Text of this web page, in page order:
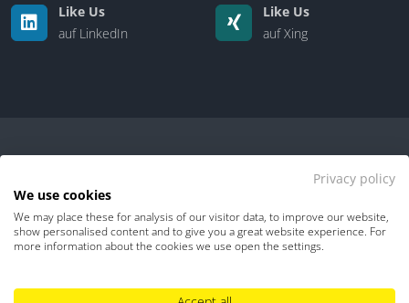
Like Us
auf LinkedIn
Like Us
auf Xing
Kontakt | Über uns
Impressum
Privacy policy
We use cookies
We may place these for analysis of our visitor data, to improve our website,
show personalised content and to give you a great website experience. For
more information about the cookies we use open the settings.